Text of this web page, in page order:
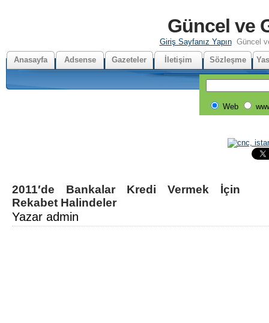
Güncel ve
Giriş Sayfanız Yapın Güncel
Anasayfa
Adsense Gazeteler İletişim Sözleşme
Web
2011′de Bankalar Kredi Vermek İçin
Rekabet Halindeler
Yazar admin